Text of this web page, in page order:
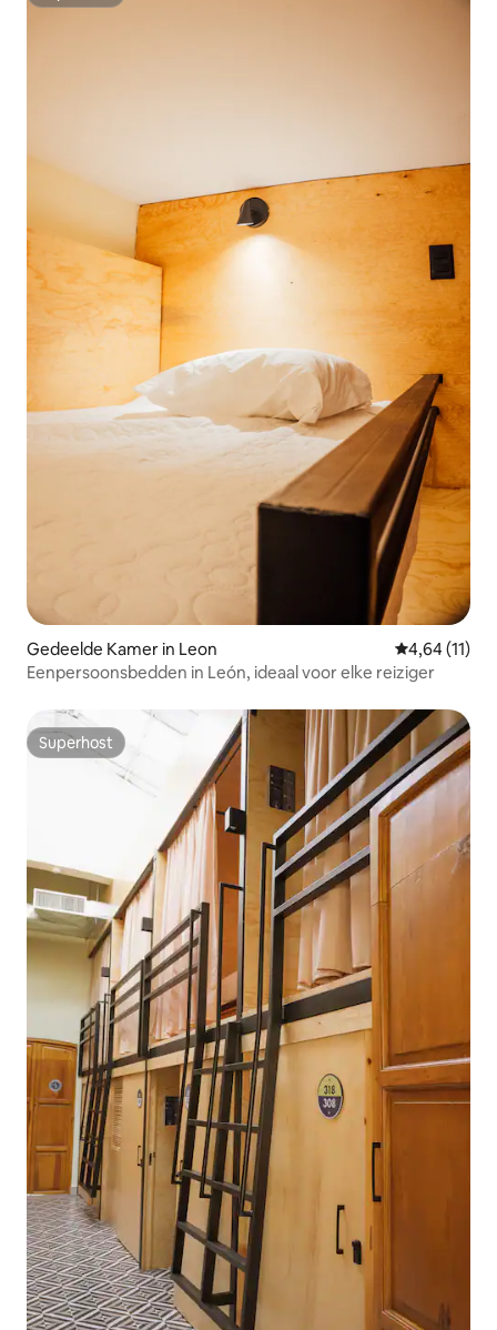
Gedeelde Kamer in Leon Gemiddelde
4,64 (11)
Eenpersoonsbedden in León, ideaal voor elke reiziger
Superhost
Superhost